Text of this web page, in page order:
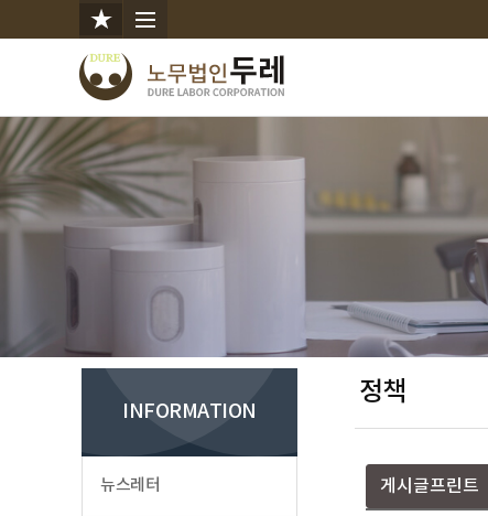
INFORMATION
뉴스레터
정책
게시글프린트